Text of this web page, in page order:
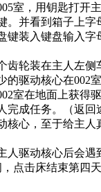
室，用钥匙打开
。并看到箱子上字
键装入键盘输入字
齿轮装在主人左侧
的驱动核心在002室
室在地面上获得
完成任务。（返回
核心，至于给主人
人驱动核心后会遇
点击床结束第四天